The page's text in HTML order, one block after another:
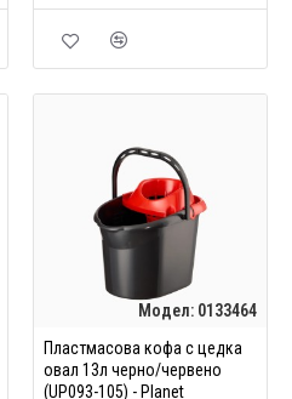
Модел: 0133464
Пластмасова кофа с цедка
овал 13л черно/червено
(UP093-105) - Planet